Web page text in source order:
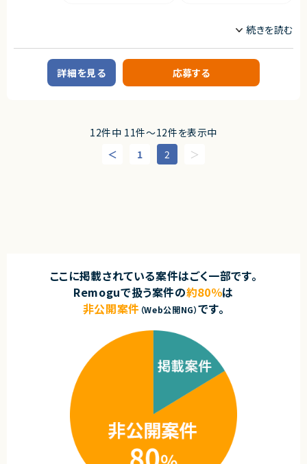
・AWS、GCP等クラウド基盤の基本設計経験
・AWS、GCP等での構築作業経験
・MW（IIS、SQL Server、Apache、Tomcat等）の設定、導入経験
・リバースエンジニアリング経験（実機調査、調査結果の可視化など）
エージェントから
◎大規模クラウド基盤の新環境構築プロジェクトに参画できる案件です！
◎クラウド基盤の基本設計から詳細設計、構築、テストまで一貫して経験を
◎VPCSCや組織ポリシーなど、クラウドセキュリティの高度な設計領域に携
◎構成可視化やセキュリティガイドライン対応など、上流工程での知見を深
められる環境です！
◎基本リモート環境のため、設計・構築スキルを活かしながら柔軟な働き方
情シス/社内SE/セキュリティエンジニア
■業務内容
・オンプレミス環境（vSphere／KVM）での仮想マシン構築・管理
・インフラ障害発生時の切り分けおよび改善対応
・Okta、AWS Client VPNのアカウント管理および運用
・運用設計
・自動化設計・実装（Terraform等）
・フルフレックス制（コアタイム制なし）※定例MTGには参加いただく予定で
・AWSの知見とクラウドの構築・設計経験を一人称で業務が可能なレベルで
有していること（目安：経験3年以上）
・オンプレミスのサーバー構築・運用に関する知識と経験
・Linux/Unixシステム管理スキル（例：シェルスクリプト、ネットワーク管理）
・MacおよびWindowsの操作・設定に関する基本的な知識
・仮想化技術（例：VMware、KVM）の基本的な操作経験
詳細を見る 応募する
12件中 11件〜12件を表示中
1
2
ここに掲載されている案件はごく一部です。
Remoguで扱う案件の約80％は
非公開案件 （Web公開NG）です。